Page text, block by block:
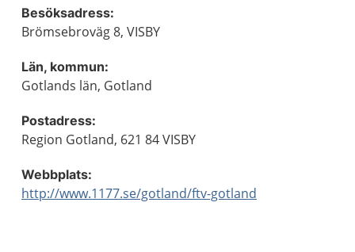
Besöksadress:
Brömsebroväg 8, VISBY
Län, kommun:
Gotlands län, Gotland
Postadress:
Region Gotland, 621 84 VISBY
Webbplats:
http://www.1177.se/gotland/ftv-gotland